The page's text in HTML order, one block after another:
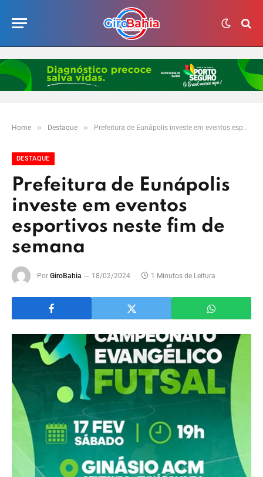
Home » Destaque » Prefeitura de Eunápolis investe em eventos esportivos neste fim de semana
DESTAQUE
Prefeitura de Eunápolis
investe em eventos
esportivos neste fim de
semana
Por GiroBahia 18/02/2024 1 Minutos de Leitura